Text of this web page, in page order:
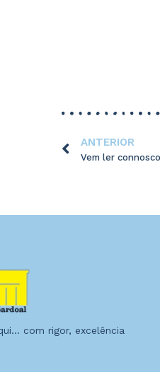
ANTERIOR
Vem ler
com rigor, excelência